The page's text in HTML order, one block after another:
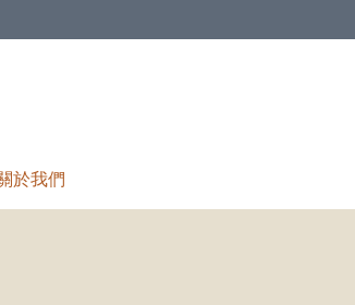
於我們